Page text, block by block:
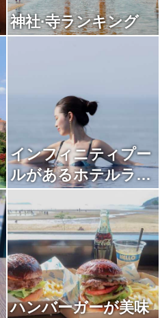
神社·寺ランキング
インフィニティプー
ルがあるホテルラン
キング
ハンバーガーが美味